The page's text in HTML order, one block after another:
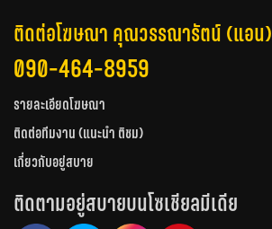
ติดต่อโฆษณา คุณวรรณารัตน์ (แอน)
090-464-8959
รายละเอียดโฆษณา
ติดต่อทีมงาน (แนะนำ ติชม)
เกี่ยวกับอยู่สบาย
ติดตามอยู่สบายบนโซเชียลมีเดีย